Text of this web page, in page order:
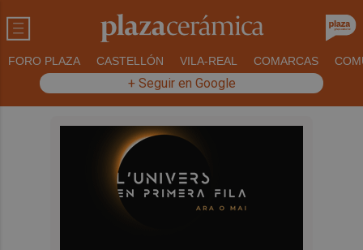
FORO PLAZA CASTELLÓN VILA-REAL COMARCAS
+ Seguir en Google